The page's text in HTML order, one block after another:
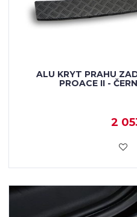
ALU KRYT PRAHU
PROACE II -
2